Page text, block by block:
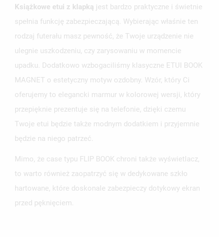
Książkowe etui z klapką jest bardzo praktyczne i świetnie
spełnia funkcję zabezpieczającą. Wybierając właśnie ten
rodzaj futerału masz pewność, że Twoje urządzenie nie
ulegnie uszkodzeniu, czy zarysowaniu w momencie
upadku. Dodatkowo wzbogaciliśmy klasyczne ETUI BOOK
MAGNET o estetyczny motyw ozdobny. Wzór, który Ci
oferujemy to elegancki marmur w kolorowej wersji, który
przepięknie prezentuje się na telefonie, dzięki czemu
Twoje etui będzie także modnym dodatkiem i przyjemnie
będzie na niego patrzeć.
Mimo, że case typu FLIP BOOK chroni także wyświetlacz,
to warto również zaopatrzyć się w dedykowane szkło
hartowane, które doskonale zabezpieczy dotykowy ekran
przed pęknięciem.